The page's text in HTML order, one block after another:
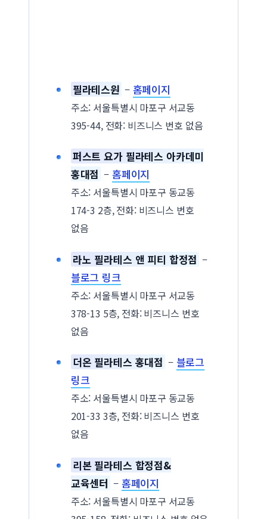
필라테스원 – 홈페이지
주소: 서울특별시 마포구 서교동
395-44, 전화: 비즈니스 번호 없음
퍼스트 요가 필라테스 아카데미
홍대점 – 홈페이지
주소: 서울특별시 마포구 동교동
174-3 2층, 전화: 비즈니스 번호
없음
라노 필라테스 앤 피티 합정점 –
블로그 링크
주소: 서울특별시 마포구 서교동
378-13 5층, 전화: 비즈니스 번호
없음
더온 필라테스 홍대점 – 블로그
링크
주소: 서울특별시 마포구 동교동
201-33 3층, 전화: 비즈니스 번호
없음
리본 필라테스 합정점&
교육센터 – 홈페이지
주소: 서울특별시 마포구 서교동